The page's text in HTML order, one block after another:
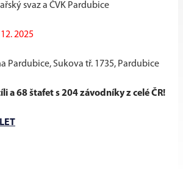
svaz a ČVK Pardubice
2025
Pardubice, Sukova tř. 1735, Pardubice
a 68 štafet s 204 závodníky z celé ČR!